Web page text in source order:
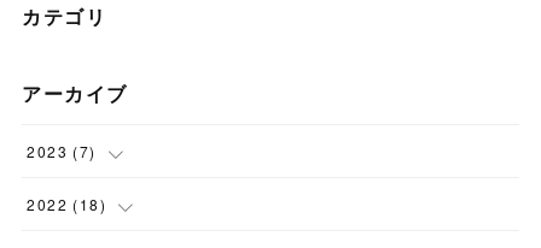
カテゴリ
アーカイブ
2023 (7)
(5)
2022 (18)